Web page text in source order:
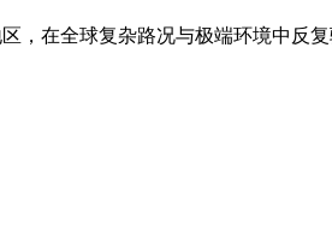
，在全球复杂路况与极端环境中反